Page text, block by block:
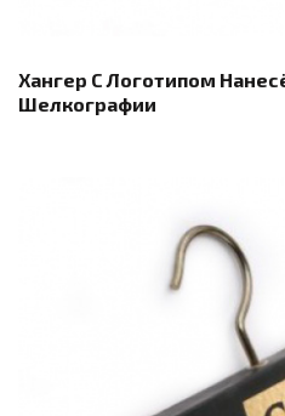
Хангер С Логотипом
Шелкографии